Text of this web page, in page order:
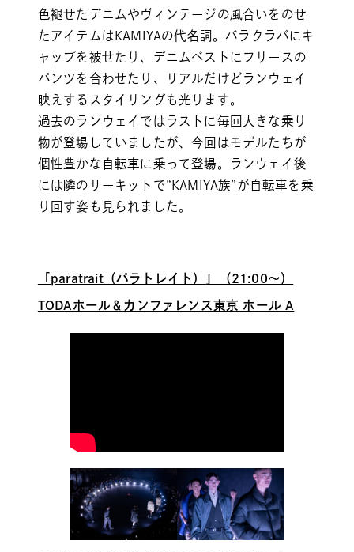
色褪せたデニムやヴィンテージの風合いをのせ
たアイテムはKAMIYAの代名詞。バラクラバにキ
ャップを被せたり、デニムベストにフリースの
パンツを合わせたり、リアルだけどランウェイ
映えするスタイリングも光ります。
過去のランウェイではラストに毎回大きな乗り
物が登場していましたが、今回はモデルたちが
個性豊かな自転車に乗って登場。ランウェイ後
には隣のサーキットで“KAMIYA族”が自転車を乗
り回す姿も見られました。
paratrait（パラトレイト） 」（21:00～）
TODAホール＆カンファレンス東京 ホール A